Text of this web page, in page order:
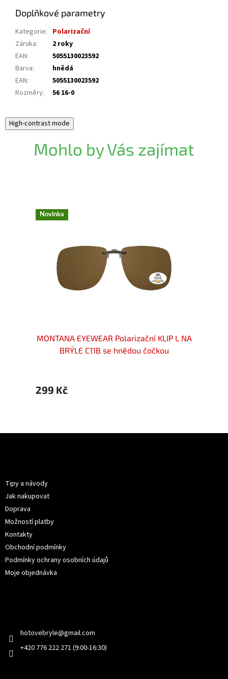
Doplňkové parametry
Kategorie: Polarizační
Záruka:
2 roky
EAN:
5055130023592
Barva:
hnědá
EAN:
5055130023592
Rozměry: 56 16-0
High-contrast mode
Mohlo by Vás zajímat
Novinka
MONTANA EYEWEAR Polarizační KLIP L NA
BRÝLE C11B se hnědou čočkou
299 Kč
Tipy a návody
Jak nakupovat
Doprava
Možností platby
Kontakty
Obchodní podmínky
Podmínky ochrany osobních údajů
Moje objednávka
hotovebryle@gmail.com
+420 776 222 271 (9:00-16:30)